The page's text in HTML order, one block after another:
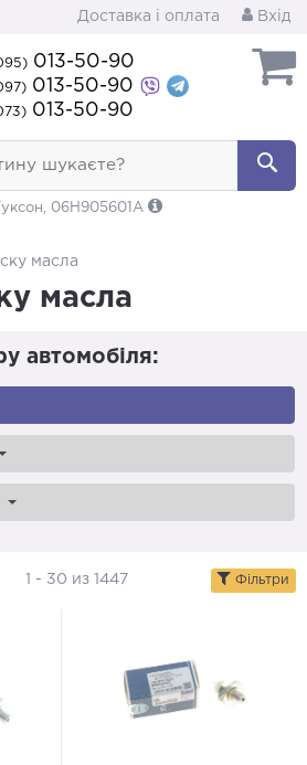
Доставка і оплата Вхід
013-50-90
013-50-90
013-50-90
шукаєте?
06H905601A
масла
масла
автомобіля:
1 - 30 из 1447 Фільтри